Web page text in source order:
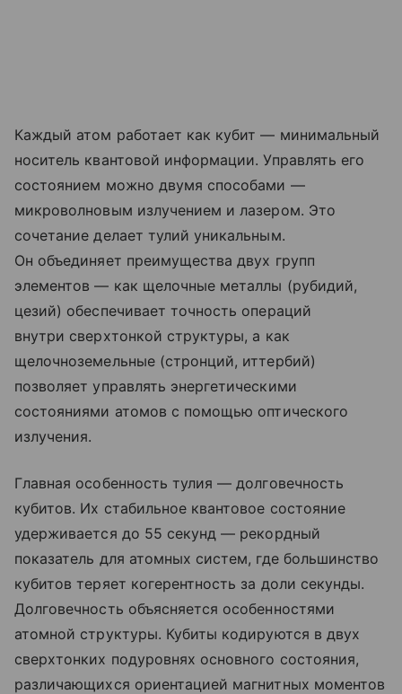
Каждый атом работает как кубит — минимальный
носитель квантовой информации. Управлять его
состоянием можно двумя способами —
микроволновым излучением и лазером. Это
сочетание делает тулий уникальным.
Он объединяет преимущества двух групп
элементов — как щелочные металлы (рубидий,
цезий) обеспечивает точность операций
внутри сверхтонкой структуры, а как
щелочноземельные (стронций, иттербий)
позволяет управлять энергетическими
состояниями атомов с помощью оптического
излучения.
Главная особенность тулия — долговечность
кубитов. Их стабильное квантовое состояние
удерживается до 55 секунд — рекордный
показатель для атомных систем, где большинство
кубитов теряет когерентность за доли секунды.
Долговечность объясняется особенностями
атомной структуры. Кубиты кодируются в двух
сверхтонких подуровнях основного состояния,
различающихся ориентацией магнитных моментов